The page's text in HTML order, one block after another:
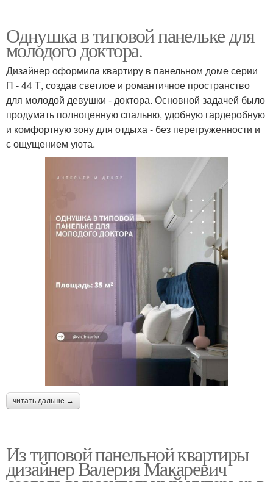
Однушка в типовой панельке для
молодого доктора.
Дизайнер оформила квартиру в панельном доме серии
П - 44 Т, создав светлое и романтичное пространство
для молодой девушки - доктора. Основной задачей было
продумать полноценную спальню, удобную гардеробную
и комфортную зону для отдыха - без перегруженности и
с ощущением уюта.
читать дальше →
Из типовой панельной квартиры
дизайнер Валерия Макаревич